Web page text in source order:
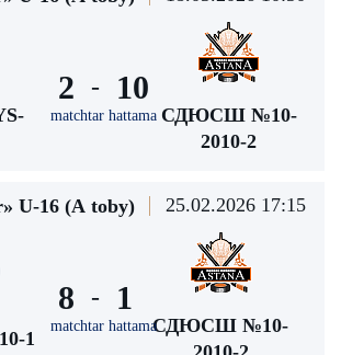
2 -
matchtar hattama
10
СДЮСШ №10-
2010-2
U-16 (А toby) 25.02.2026 17:15
1
8 -
matchtar hattama
1
СДЮСШ №10-